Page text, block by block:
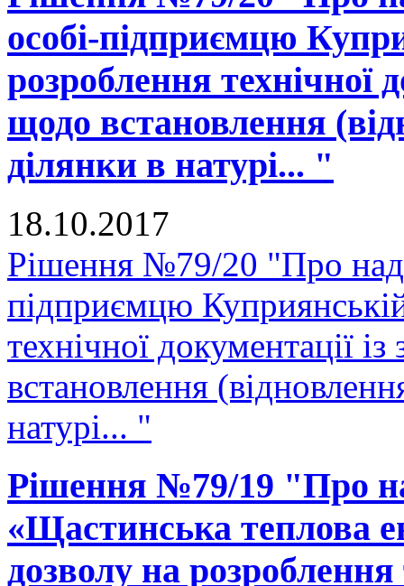
особі-підприємцю
розроблення технічної
щодо встановлення
ділянки в натурі... "
18.10.2017
Рішення №79/20 "Про
підприємцю
технічної документації
встановлення
натурі... "
Рішення №79/19 "Про
«Щастинська теплова
дозволу на розроблення